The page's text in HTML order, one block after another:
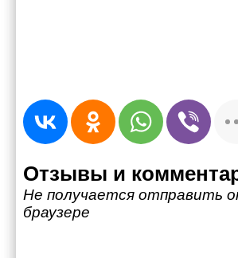
Отзывы и
Не получается отправить
браузере